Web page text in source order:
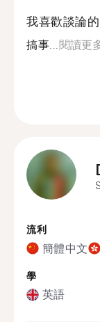
我喜歡談論
搞事...閱讀更
流利
簡體中文
學
英語